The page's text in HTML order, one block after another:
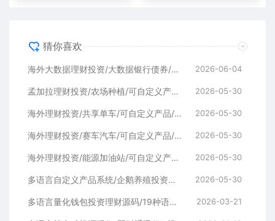
猜你喜欢
海外大数据理财投资/大数据银行债券/可自定义产品/促销任务/三级分销 2026-06-04
孟加拉理财投资/农场种植/可自定义产品/促销任务/三级分销 2026-05-30
海外理财投资/共享单车/可自定义产品/促销任务/三级分销 2026-05-30
海外理财投资/赛车汽车/可自定义产品/促销任务/三级分销 2026-05-30
海外理财投资/能源加油站/可自定义产品/促销任务/三级分销 2026-05-30
多语言自定义产品系统/企鹅养殖投资返利/一键安装 2026-05-30
多语言量化钱包投资理财源码/19种语言+行情实时数据 2026-03-21